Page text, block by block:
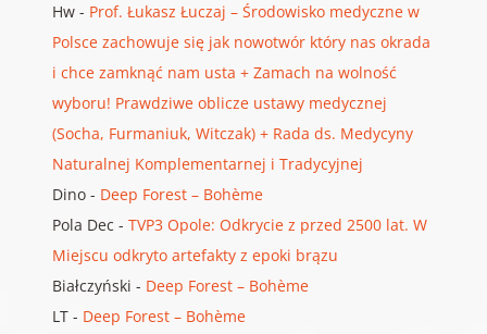
Hw- Prof. Łukasz Łuczaj – Środowisko medyczne w
Polsce zachowuje się jak nowotwór który nas okrada
i chce zamknąć nam usta + Zamach na wolność
wyboru! Prawdziwe oblicze ustawy medycznej
(Socha, Furmaniuk, Witczak) + Rada ds. Medycyny
Naturalnej Komplementarnej i Tradycyjnej
Dino- Deep Forest – Bohème
Pola Dec - TVP3 Opole: Odkrycie z przed 2500 lat. W
Miejscu odkryto artefakty z epoki brązu
Białczyński - Deep Forest – Bohème
LT- Deep Forest – Bohème